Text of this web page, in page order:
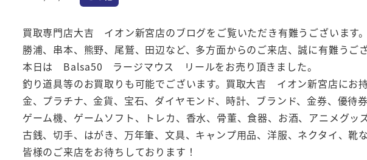
買取専門店大吉 イオン新宮店のブログをご覧いただき有難うございます。
勝浦、串本、熊野、尾鷲、田辺など、多方面からのご来店、誠に有難うござ
本日は Balsa50 ラージマウス リールをお売り頂きました。
釣り道具等のお買取りも可能でございます。買取大吉 イオン新宮店にお
金、プラチナ、金貨、宝石、ダイヤモンド、時計、ブランド、金券、優待券
ゲーム機、ゲームソフト、トレカ、香水、骨董、食器、お酒、アニメグッ
古銭、切手、はがき、万年筆、文具、キャンプ用品、洋服、ネクタイ、靴
皆様のご来店をお待ちしております！